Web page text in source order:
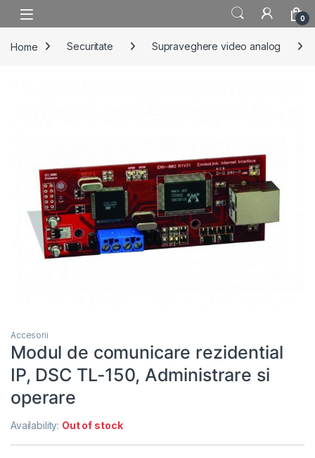
Skip to navigation
Skip to content
0
Home Securitate Supraveghere video analog
Accesorii
Modul de comunicare rezidential
IP, DSC TL-150, Administrare si
operare
Availability: Out of stock